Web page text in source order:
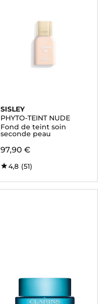
SISLEY
PHYTO-TEINT NUDE
Fond de teint soin
seconde peau
97,90 €
4,8 (51)